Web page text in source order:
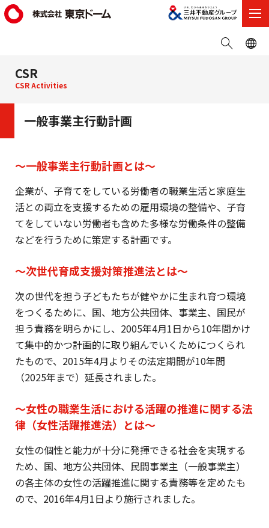
CSR
CSR Activities
一般事業主行動計画
〜一般事業主行動計画とは〜
企業が、子育てをしている労働者の職業生活と家庭生
活との両立を支援するための雇用環境の整備や、子育
てをしていない労働者も含めた多様な労働条件の整備
などを行うために策定する計画です。
〜次世代育成支援対策推進法とは〜
次の世代を担う子どもたちが健やかに生まれ育つ環境
をつくるために、国、地方公共団体、事業主、国民が
担う責務を明らかにし、2005年4月1日から10年間かけ
て集中的かつ計画的に取り組んでいくためにつくられ
たもので、2015年4月よりその法定期間が10年間
（2025年まで）延長されました。
〜女性の職業生活における活躍の推進に関する法
律（女性活躍推進法）とは〜
女性の個性と能力が十分に発揮できる社会を実現する
ため、国、地方公共団体、民間事業主（一般事業主）
の各主体の女性の活躍推進に関する責務等を定めたも
ので、2016年4月1日より施行されました。